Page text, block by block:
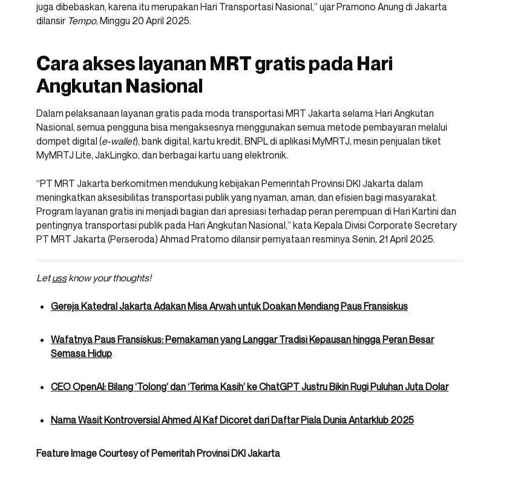
juga dibebaskan, karena itu merupakan Hari Transportasi Nasional,” ujar Pramono Anung di Jakarta
dilansir Tempo, Minggu 20 April 2025.
Cara akses layanan MRT gratis pada Hari
Angkutan Nasional
Dalam pelaksanaan layanan gratis pada moda transportasi MRT Jakarta selama Hari Angkutan
Nasional, semua pengguna bisa mengaksesnya menggunakan semua metode pembayaran melalui
dompet digital (e-wallet), bank digital, kartu kredit, BNPL di aplikasi MyMRTJ, mesin penjualan tiket
MyMRTJ Lite, JakLingko, dan berbagai kartu uang elektronik.
“PT MRT Jakarta berkomitmen mendukung kebijakan Pemerintah Provinsi DKI Jakarta dalam
meningkatkan aksesibilitas transportasi publik yang nyaman, aman, dan efisien bagi masyarakat.
Program layanan gratis ini menjadi bagian dari apresiasi terhadap peran perempuan di Hari Kartini dan
pentingnya transportasi publik pada Hari Angkutan Nasional,” kata Kepala Divisi Corporate Secretary
PT MRT Jakarta (Perseroda) Ahmad Pratomo dilansir pernyataan resminya Senin, 21 April 2025.
Letussknow your thoughts!
Gereja Katedral Jakarta Adakan Misa Arwah untuk Doakan Mendiang Paus Fransiskus
Wafatnya Paus Fransiskus: Pemakaman yang Langgar Tradisi Kepausan hingga Peran Besar
Semasa Hidup
CEO OpenAI: Bilang ‘Tolong’ dan ‘Terima Kasih’ ke ChatGPT Justru Bikin Rugi Puluhan Juta Dolar
Nama Wasit Kontroversial Ahmed Al Kaf Dicoret dari Daftar Piala Dunia Antarklub 2025
Feature Image Courtesy of Pemeritah Provinsi DKI Jakarta